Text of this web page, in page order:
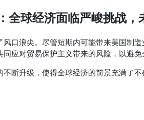
全球经济面临严峻挑战，
口浪尖。尽管短期内可能带来美国制
应对贸易保护主义带来的风险，以避免
断升级，使得全球经济的前景充满了